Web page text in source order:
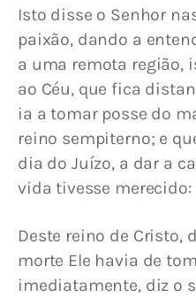
Isto disse o Senhor
paixão, dando a
a uma remota região,
ao Céu, que fica
ia a tomar posse do
reino sempiterno; e
dia do Juízo, a dar a
vida tivesse
Deste reino de Cristo,
morte Ele havia de
imediatamente, diz o